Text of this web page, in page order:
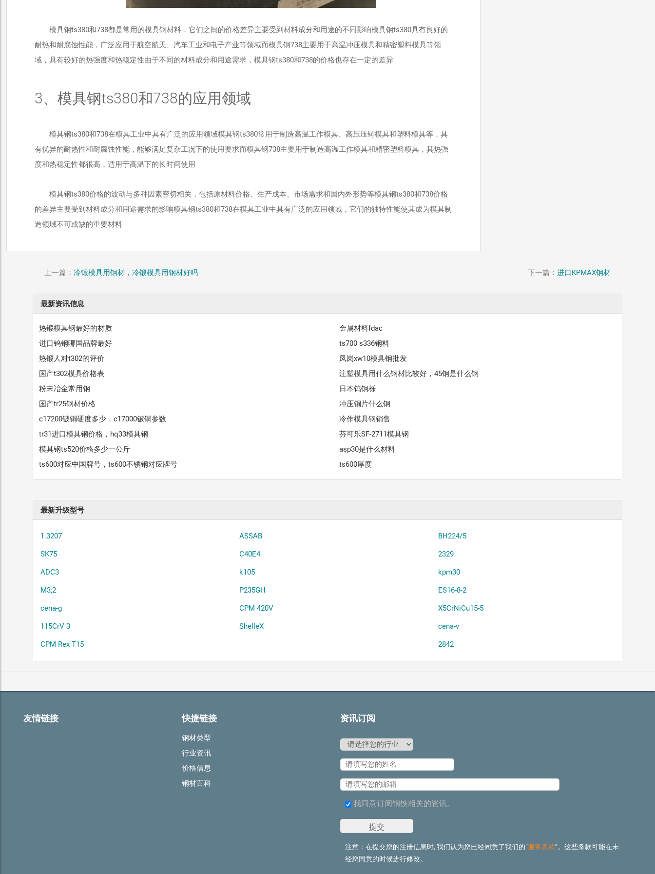
模具钢ts380和738都是常用的模具钢材料，它们之间的价格差异主要受到材料成分和用途的不同影响模具钢ts380具有良好的
耐热和耐腐蚀性能，广泛应用于航空航天、汽车工业和电子产业等领域而模具钢738主要用于高温冲压模具和精密塑料模具等领
域，具有较好的热强度和热稳定性由于不同的材料成分和用途需求，模具钢ts380和738的价格也存在一定的差异
3、模具钢ts380和738的应用领域
模具钢ts380和738在模具工业中具有广泛的应用领域模具钢ts380常用于制造高温工作模具、高压压铸模具和塑料模具等，具
有优异的耐热性和耐腐蚀性能，能够满足复杂工况下的使用要求而模具钢738主要用于制造高温工作模具和精密塑料模具，其热强
度和热稳定性都很高，适用于高温下的长时间使用
模具钢ts380价格的波动与多种因素密切相关，包括原材料价格、生产成本、市场需求和国内外形势等模具钢ts380和738价格
的差异主要受到材料成分和用途需求的影响模具钢ts380和738在模具工业中具有广泛的应用领域，它们的独特性能使其成为模具制
造领域不可或缺的重要材料
上一篇： 冷锻模具用钢材，冷锻模具用钢材好吗 下一篇：进口KPMAX钢材
最新资讯信息
热锻模具钢最好的材质
金属材料fdac
进口钨钢哪国品牌最好
ts700 s336钢料
热锻人对t302的评价
凤岗xw10模具钢批发
国产t302模具价格表
注塑模具用什么钢材比较好，45钢是什么钢
粉末冶金常用钢
日本钨钢栎
国产tr25钢材价格
冲压铜片什么钢
c17200铍铜硬度多少，c17000铍铜参数
冷作模具钢销售
tr31进口模具钢价格，hq33模具钢
芬可乐SF-2711模具钢
模具钢ts520价格多少一公斤
asp30是什么材料
ts600对应中国牌号，ts600不锈钢对应牌号
ts600厚度
最新升级型号
1.3207 ASSAB BH224/5
SK75 C40E4 2329
ADC3 k105 kpm30
M3;2 P235GH ES16-8-2
cena-g CPM 420V X5CrNiCu15-5
115CrV 3 ShelleX cena-v
CPM Rex T15 2842
友情链接 快捷链接
钢材类型
行业资讯
价格信息
钢材百科
资讯订阅
我同意订阅钢铁相关的资讯。
注意：在提交您的注册信息时, 我们认为您已经同意了我们的“服务条款”。这些条款可能在未
经您同意的时候进行修改。